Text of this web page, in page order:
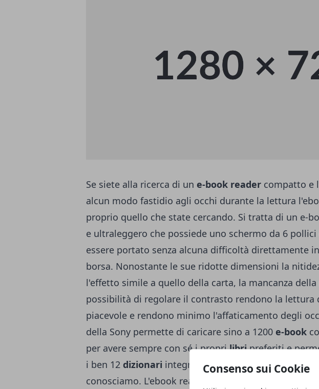
Consenso sui Cookie
Se siete alla ricerca di un e-book reader compatto e
alcun modo fastidio agli occhi durante la lettura
proprio quello che state cercando. Si tratta di un e-
e ultraleggero che possiede uno schermo da 6
essere portato senza alcuna difficoltà direttamente
borsa. Nonostante le sue ridotte dimensioni la
l'effetto simile a quello della carta, la mancanza
possibilità di regolare il contrasto rendono la lettura
piacevole e rendono minimo l'affaticamento degli
della Sony permette di caricare sino a 1200 e-book
per avere sempre con sé i proprilibripreferiti e
i ben 12 dizionari integrati per andare alla ricerca di
conosciamo. L'ebook reader della Sony può inoltre